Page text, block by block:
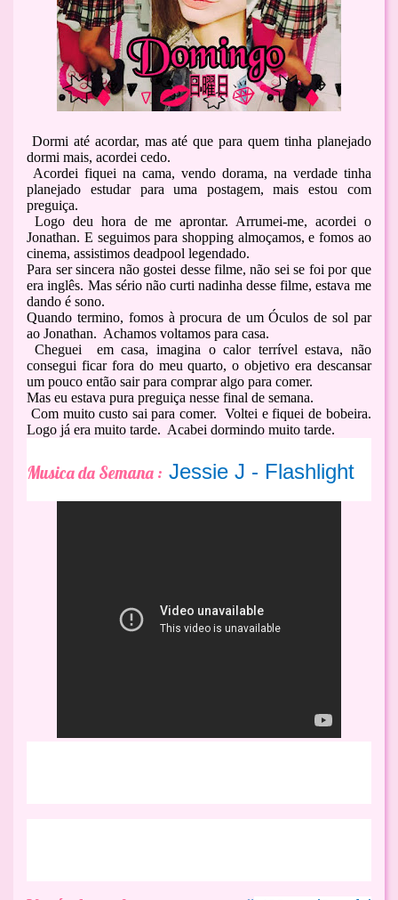
Dormi até acordar, mas até que para quem tinha planejado
dormi mais, acordei cedo.
Acordei fiquei na cama, vendo dorama, na verdade tinha
planejado estudar para uma postagem, mais estou com
preguiça.
Logo deu hora de me aprontar. Arrumei-me, acordei o
Jonathan. E seguimos para shopping almoçamos, e fomos ao
cinema, assistimos deadpool legendado.
Para ser sincera não gostei desse filme, não sei se foi por que
era inglês. Mas sério não curti nadinha desse filme, estava me
dando é sono.
Quando termino, fomos à procura de um Óculos de sol par
ao Jonathan. Achamos voltamos para casa.
Cheguei em casa, imagina o calor terrível estava, não
consegui ficar fora do meu quarto, o objetivo era descansar
um pouco então sair para comprar algo para comer.
Mas eu estava pura preguiça nesse final de semana.
Com muito custo sai para comer. Voltei e fiquei de bobeira.
Logo já era muito tarde. Acabei dormindo muito tarde.
Musica da Semana : Jessie J - Flashlight